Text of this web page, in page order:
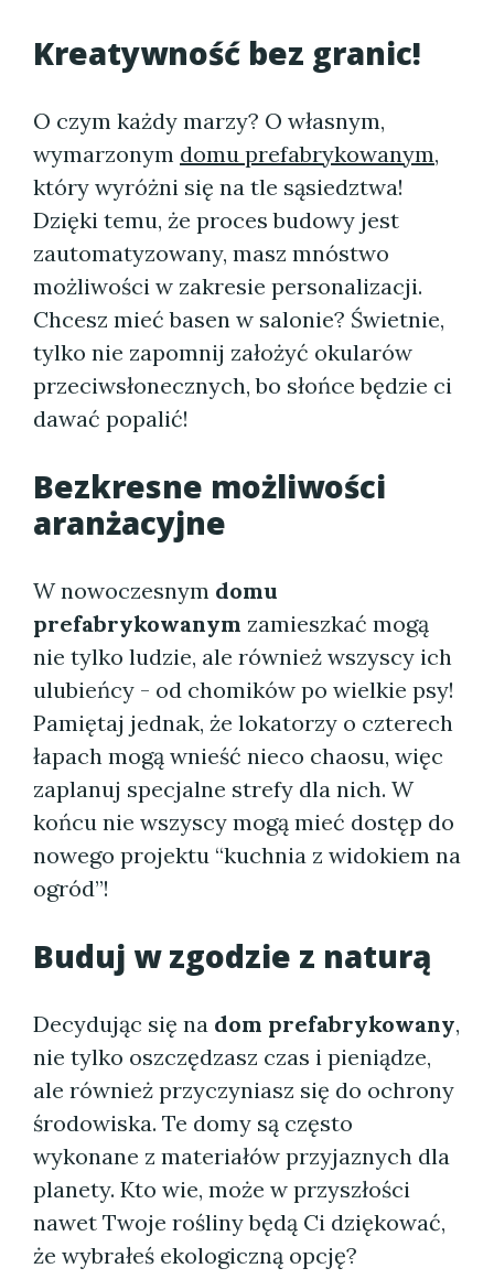
Kreatywność bez granic!
O czym każdy marzy? O własnym,
wymarzonym domu prefabrykowanym,
który wyróżni się na tle sąsiedztwa!
Dzięki temu, że proces budowy jest
zautomatyzowany, masz mnóstwo
możliwości w zakresie personalizacji.
Chcesz mieć basen w salonie? Świetnie,
tylko nie zapomnij założyć okularów
przeciwsłonecznych, bo słońce będzie ci
dawać popalić!
Bezkresne możliwości
aranżacyjne
W nowoczesnym domu
prefabrykowanym zamieszkać mogą
nie tylko ludzie, ale również wszyscy ich
ulubieńcy - od chomików po wielkie psy!
Pamiętaj jednak, że lokatorzy o czterech
łapach mogą wnieść nieco chaosu, więc
zaplanuj specjalne strefy dla nich. W
końcu nie wszyscy mogą mieć dostęp do
nowego projektu “kuchnia z widokiem na
ogród”!
Buduj w zgodzie z naturą
Decydując się na dom prefabrykowany,
nie tylko oszczędzasz czas i pieniądze,
ale również przyczyniasz się do ochrony
środowiska. Te domy są często
wykonane z materiałów przyjaznych dla
planety. Kto wie, może w przyszłości
nawet Twoje rośliny będą Ci dziękować,
że wybrałeś ekologiczną opcję?